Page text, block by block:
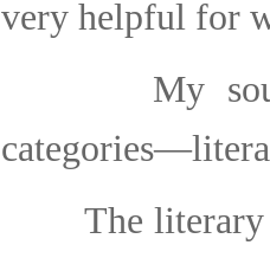
very helpful for
My source-
The literary